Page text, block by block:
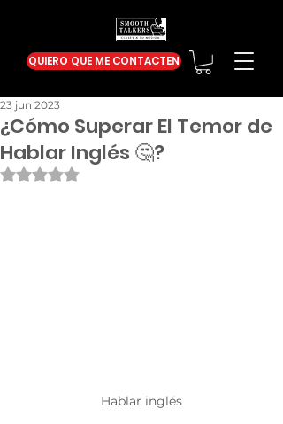
QUIERO QUE ME CONTACTEN
¿Cómo Superar El Temor de
Hablar Inglés 🤔?
23 jun 2023
Obtuvo NaN de 5 estrellas.
Hablar inglés